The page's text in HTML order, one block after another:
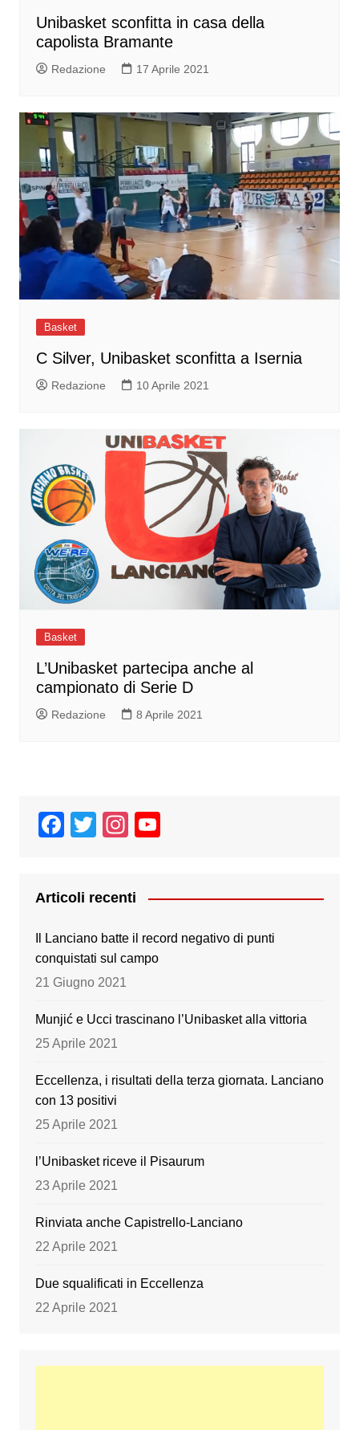
Unibasket sconfitta in casa della
capolista Bramante
Redazione 17 Aprile 2021
Basket
C Silver, Unibasket sconfitta a Isernia
Redazione 10 Aprile 2021
Basket
L’Unibasket partecipa anche al
campionato di Serie D
Redazione 8 Aprile 2021
F
e
b
o
o
T
er
In
gr
a
m
T
u
Articoli recenti
Il Lanciano batte il record negativo di punti
conquistati sul campo
21 Giugno 2021
Munjić e Ucci trascinano l’Unibasket alla vittoria
25 Aprile 2021
Eccellenza, i risultati della terza giornata. Lanciano
con 13 positivi
25 Aprile 2021
l’Unibasket riceve il Pisaurum
23 Aprile 2021
Rinviata anche Capistrello-Lanciano
22 Aprile 2021
Due squalificati in Eccellenza
22 Aprile 2021